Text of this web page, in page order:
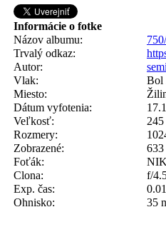
Informácie o fotke
Názov albumu:
Trvalý odkaz:
Autor:
Vlak:
Bol
Miesto:
Dátum vyfotenia:
Veľkosť:
Rozmery:
Zobrazené:
Foťák:
Clona:
f/
Exp. čas:
Ohnisko:
35